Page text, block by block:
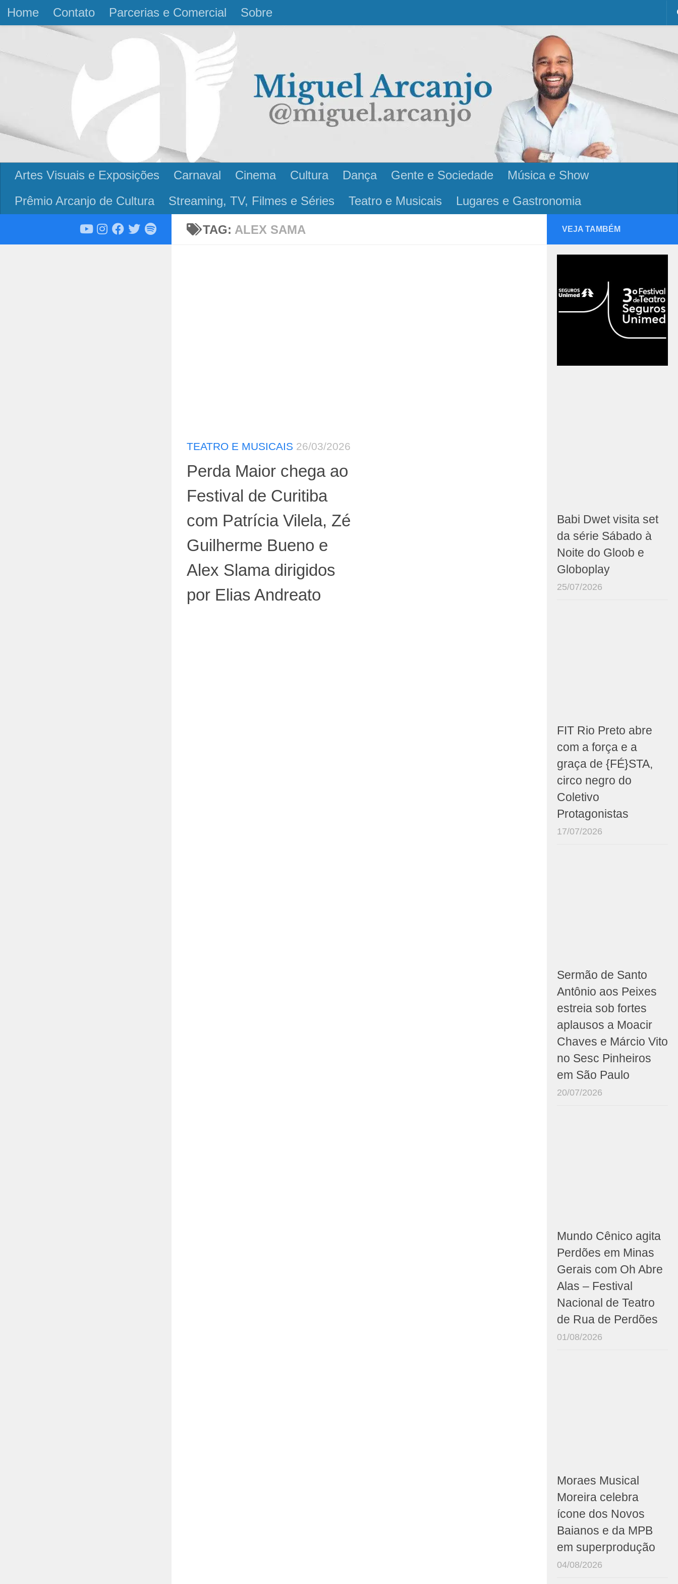
Skip to content
Home Contato Parcerias e Comercial Sobre
Artes Visuais e Exposições Carnaval Cinema Cultura Dança Gente e Sociedade
Música e Show
Prêmio Arcanjo de Cultura
Streaming, TV, Filmes e Séries Teatro e Musicais Lugares e Gastronomia
TAG: ALEX SAMA
TEATRO E MUSICAIS 26/03/2026
Perda Maior chega ao
Festival de Curitiba
com Patrícia Vilela, Zé
Guilherme Bueno e
Alex Slama dirigidos
por Elias Andreato
VEJA TAMBÉM
Babi Dwet visita set
da série Sábado à
Noite do Gloob e
Globoplay
25/07/2026
FIT Rio Preto abre
com a força e a
graça de {FÉ}STA,
circo negro do
Coletivo
Protagonistas
17/07/2026
Sermão de Santo
Antônio aos Peixes
estreia sob fortes
aplausos a Moacir
Chaves e Márcio Vito
no Sesc Pinheiros
em São Paulo
20/07/2026
Mundo Cênico agita
Perdões em Minas
Gerais com Oh Abre
Alas – Festival
Nacional de Teatro
de Rua de Perdões
01/08/2026
Moraes Musical
Moreira celebra
ícone dos Novos
Baianos e da MPB
em superprodução
04/08/2026